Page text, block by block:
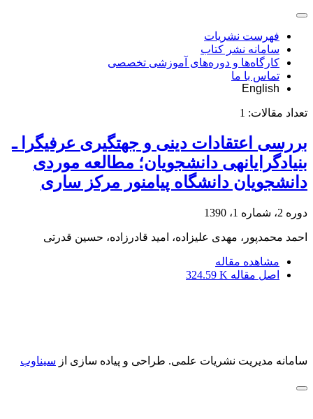
فهرست نشریات
سامانه نشر کتاب
کارگاه‌ها و دوره‌های آموزشی تخصصی
تماس با ما
English
تعداد مقالات: 1
بررسی اعتقادات دینی و جهت‏گیری عرفی‏گرا ـ
بنیادگرایانه‏ی دانشجویان؛ مطالعه موردی
دانشجویان دانشگاه پیام‏نور مرکز ساری
دوره 2، شماره 1، 1390
احمد محمدپور، مهدی علیزاده، امید قادرزاده، حسین قدرتی
مشاهده مقاله
اصل مقاله 324.59 K
سامانه مدیریت نشریات علمی. طراحی و پیاده سازی از سیناوب